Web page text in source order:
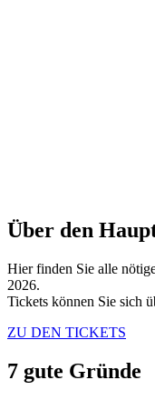
Über den
Hier finden Sie alle
2026.
Tickets können Sie sich
ZU DEN TICKETS
7 gute Gründe